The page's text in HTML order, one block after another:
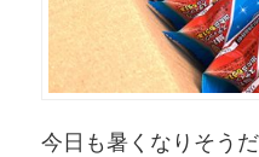
今日も暑くなりそうだ